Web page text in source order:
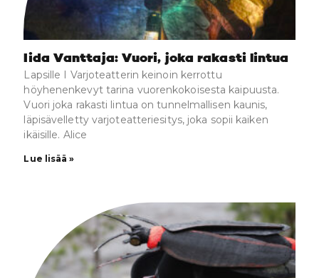
Iida Vanttaja: Vuori, joka rakasti lintua
Lapsille I Varjoteatterin keinoin kerrottu
höyhenenkevyt tarina vuorenkokoisesta kaipuusta.
Vuori joka rakasti lintua on tunnelmallisen kaunis,
läpisävelletty varjoteatteriesitys, joka sopii kaiken
ikäisille. Alice
Lue lisää »